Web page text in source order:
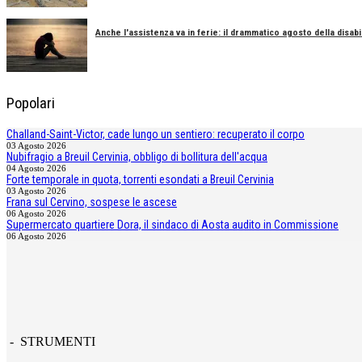
Anche l'assistenza va in ferie: il drammatico agosto della
Popolari
Challand-Saint-Victor, cade lungo un sentiero: recuperato il corpo
03 Agosto 2026
Nubifragio a Breuil Cervinia, obbligo di bollitura dell'acqua
04 Agosto 2026
Forte temporale in quota, torrenti esondati a Breuil Cervinia
03 Agosto 2026
Frana sul Cervino, sospese le ascese
06 Agosto 2026
Supermercato quartiere Dora, il sindaco di Aosta audito in Commissione
06 Agosto 2026
- STRUMENTI